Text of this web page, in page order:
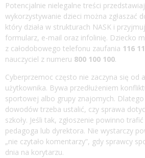
Potencjalnie nielegalne treści
wykorzystywanie dzieci można zgłaszać
który działa w strukturach NASK i
formularz, e-mail oraz infolinię. Dziecko
z całodobowego telefonu zaufania 116
nauczyciel z numeru 800 100 100.
Cyberprzemoc często nie zaczyna się od
użytkownika. Bywa przedłużeniem
sportowej albo grupy znajomych.
dowodów trzeba ustalić, czy sprawa
szkoły. Jeśli tak, zgłoszenie powinno
pedagoga lub dyrektora. Nie wystarczy
„nie czytało komentarzy”, gdy sprawcy
dnia na korytarzu.